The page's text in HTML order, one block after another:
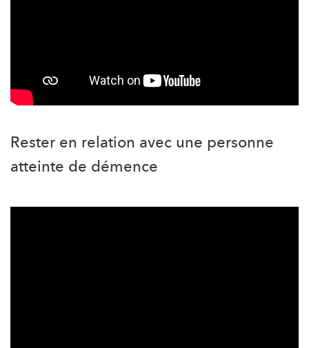
Rester en relation avec une personne
atteinte de démence